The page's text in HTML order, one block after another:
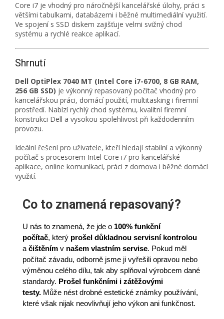
Core i7 je vhodný pro náročnější kancelářské úlohy, práci s
většími tabulkami, databázemi i běžné multimediální využití.
Ve spojení s SSD diskem zajišťuje velmi svižný chod
systému a rychlé reakce aplikací.
Shrnutí
Dell OptiPlex 7040 MT (Intel Core i7-6700, 8 GB RAM,
256 GB SSD) je výkonný repasovaný počítač vhodný pro
kancelářskou práci, domácí použití, multitasking i firemní
prostředí. Nabízí rychlý chod systému, kvalitní firemní
konstrukci Dell a vysokou spolehlivost při každodenním
provozu.
Ideální řešení pro uživatele, kteří hledají stabilní a výkonný
počítač s procesorem Intel Core i7 pro kancelářské
aplikace, online komunikaci, práci z domova i běžné domácí
využití.
Co to znamená repasovaný?
U nás to znamená, že jde o 100% funkční
počítač, který prošel důkladnou servisní kontrolou
ačištěním v našem vlastním servise. Pokud měl
počítač závadu, odborně jsme ji vyřešili opravou nebo
výměnou celého dílu, tak aby splňoval výrobcem dané
standardy. Prošel funkčními i zátěžovými
testy. Může nést drobné estetické známky používání,
které však nijak neovlivňují jeho výkon ani funkčnost.